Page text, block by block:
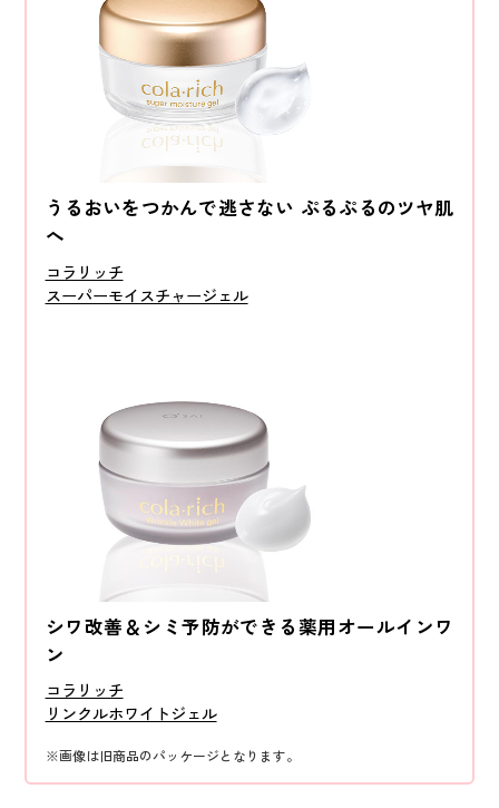
うるおいをつかんで逃さない ぷるぷるのツヤ肌
へ
コラリッチ
スーパーモイスチャージェル
シワ改善＆シミ予防ができる薬用オールインワ
ン
コラリッチ
リンクルホワイトジェル
※画像は旧商品のパッケージとなります。